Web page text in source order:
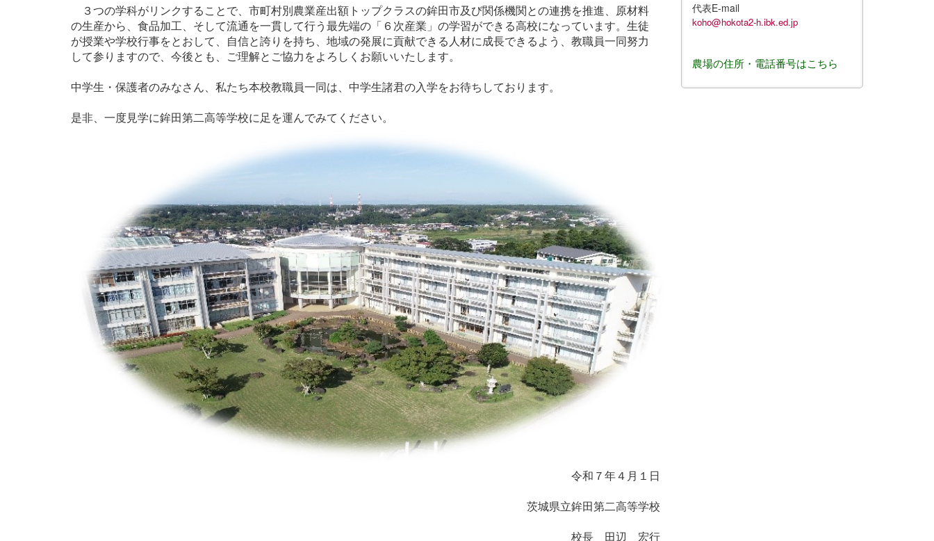
３つの学科がリンクすることで、市町村別農業産出額トップクラスの鉾田市及び関係機関との連携を推進、原材料
の生産から、食品加工、そして流通を一貫して行う最先端の「６次産業」の学習ができる高校になっています。生徒
が授業や学校行事をとおして、自信と誇りを持ち、地域の発展に貢献できる人材に成長できるよう、教職員一同努力
して参りますので、今後とも、ご理解とご協力をよろしくお願いいたします。
中学生・保護者のみなさん、私たち本校教職員一同は、中学生諸君の入学をお待ちしております。
是非、一度見学に鉾田第二高等学校に足を運んでみてください。
令和７年４月１日
茨城県立鉾田第二高等学校
校長 田辺 宏行
代表E-mail
koho@hokota2-h.ibk.ed.jp
農場の住所・電話番号はこちら